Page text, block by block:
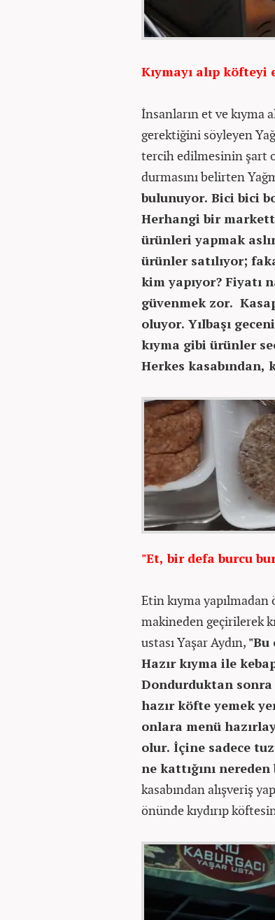
Kıymayı alıp
İnsanların et ve kıyma
gerektiğini söyleyen
tercih edilmesinin şart
durmasını belirten
bulunuyor. Bici bici
Herhangi bir
ürünleri yapmak
ürünler satılıyor;
kim yapıyor? Fiyatı
güvenmek zor.
oluyor. Yılbaşı
kıyma gibi ürünler
Herkes kasabından,
"Et, bir defa burcu
Etin kıyma
makineden geçirilerek
ustası Yaşar Aydın, "Bu
Hazır kıyma ile
Dondurduktan sonra
hazır köfte yemek
onlara menü
olur. İçine sadece
ne kattığını
kasabından alışveriş
önünde kıydırıp